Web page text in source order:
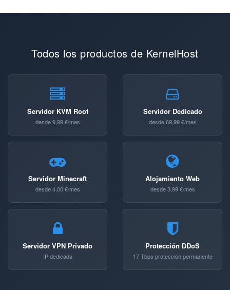
Todos los productos de KernelHost
Servidor KVM Root
desde 9,99 €/mes
Servidor Dedicado
desde 69,99 €/mes
Servidor Minecraft
desde 4,00 €/mes
Alojamiento Web
desde 3,99 €/mes
Servidor VPN Privado
IP dedicada
Protección DDoS
17 Tbps protección permanente